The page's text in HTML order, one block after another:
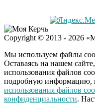
Copyright © 2013 - 2026
Мы используем файлы
Оставаясь на нашем
использования файлов
подробную информацию,
использования файлов
конфиденциальности.